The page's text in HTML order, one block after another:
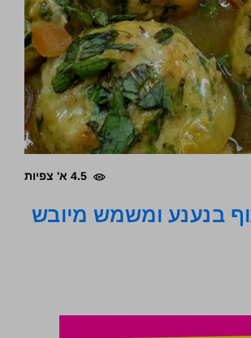
4.5 א' צפיות
בנענע ומשמש מיובש